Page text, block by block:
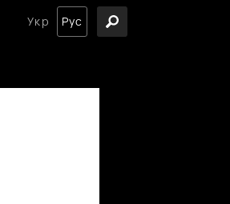
Укр Рус